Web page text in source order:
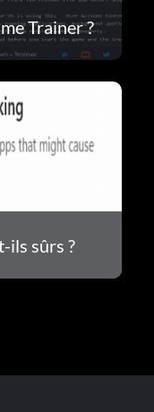
Trainer ?
ils sûrs ?